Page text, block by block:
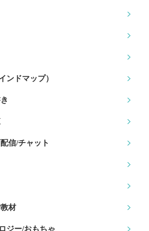
ンドマップ）
信/チャット
材
ジー/おもちゃ